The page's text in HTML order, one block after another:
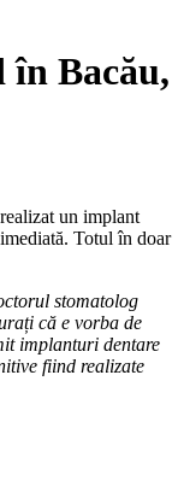
Bacău,
un implant
Totul în doar
stomatolog
că e vorba de
implanturi dentare
fiind realizate